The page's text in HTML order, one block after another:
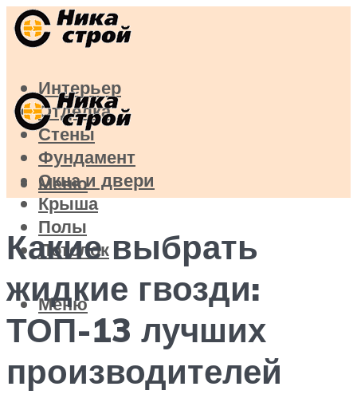
Интерьер
Отделка
Стены
Фундамент
Окна и двери
Крыша
Полы
Потолок
Меню
Меню
Какие выбрать
жидкие гвозди:
ТОП-13 лучших
производителей